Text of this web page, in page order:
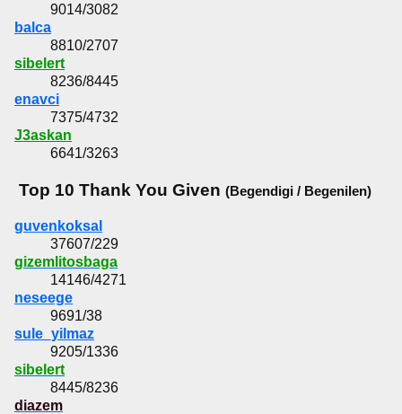
9014/3082
balca
8810/2707
sibelert
8236/8445
enavci
7375/4732
J3askan
6641/3263
Top 10 Thank You Given (Begendigi / Begenilen)
guvenkoksal
37607/229
gizemlitosbaga
14146/4271
neseege
9691/38
sule_yilmaz
9205/1336
sibelert
8445/8236
diazem